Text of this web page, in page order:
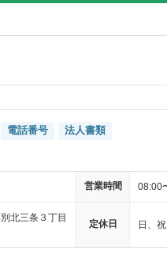
電話番号 法人書類
営業時間
08:00
北三条３丁目
定休日 日、祝